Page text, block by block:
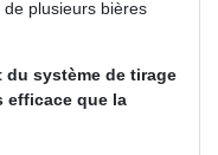
plusieurs bières
système de tirage
efficace que la